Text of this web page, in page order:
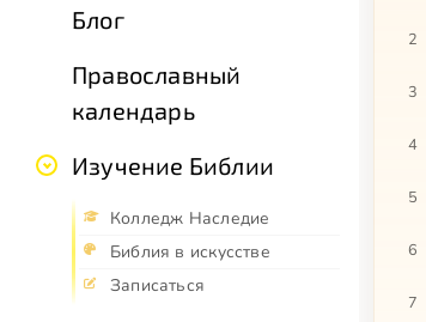
Блог
Православный
календарь
Изучение Библии
Колледж Наследие
Библия в искусстве
Записаться
2
3
4
5
6
7